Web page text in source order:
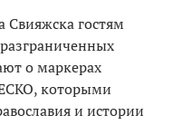
Свияжска гостям
о маркерах
которыми
и истории